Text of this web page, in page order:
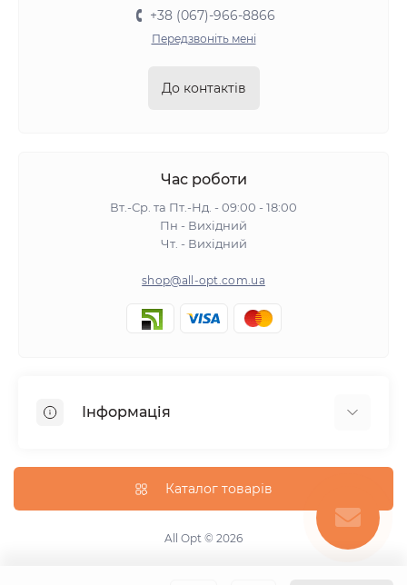
+38 (067)-966-8866
Передзвоніть мені
До контактів
Час роботи
Вт.-Ср. та Пт.-Нд. - 09:00 - 18:00
Пн - Вихідний
Чт. - Вихідний
shop@all-opt.com.ua
Інформація
Оплата та доставка
Повернення та обмін
Політика конфіденційності
Каталог товарів
All Opt © 2026